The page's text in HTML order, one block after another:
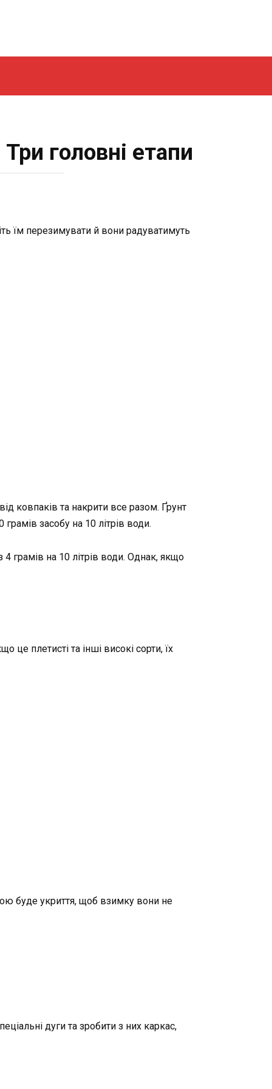
головні етапи
їм перезимувати й вони радуватимуть
ковпаків та накрити все разом. Ґрунт
засобу на 10 літрів води.
грамів на 10 літрів води. Однак, якщо
це плетисті та інші високі сорти, їх
буде укриття, щоб взимку вони не
дуги та зробити з них каркас,